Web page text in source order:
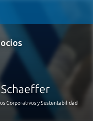
Corporativos y Sustentabilidad